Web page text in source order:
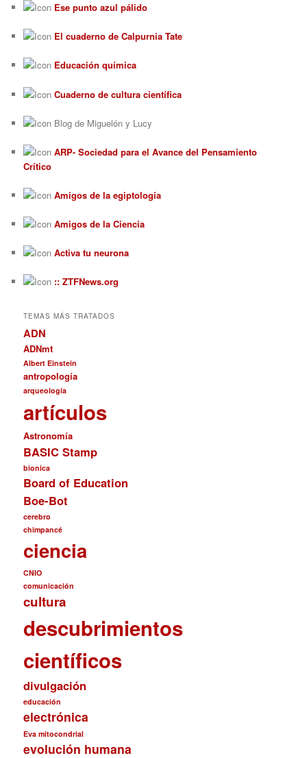
Ese punto azul pálido
El cuaderno de Calpurnia Tate
Educación química
Cuaderno de cultura científica
Blog de Miguelón y Lucy
ARP- Sociedad para el Avance del Pensamiento
Crítico
Amigos de la egiptología
Amigos de la Ciencia
Activa tu neurona
:: ZTFNews.org
TEMAS MÁS TRATADOS
ADN
ADNmt
Albert Einstein
antropología
arqueología
artículos
Astronomía
BASIC Stamp
bionica
Board of Education
Boe-Bot
cerebro
chimpancé
ciencia
CNIO
comunicación
cultura
descubrimientos
científicos
divulgación
educación
electrónica
Eva mitocondrial
evolución humana